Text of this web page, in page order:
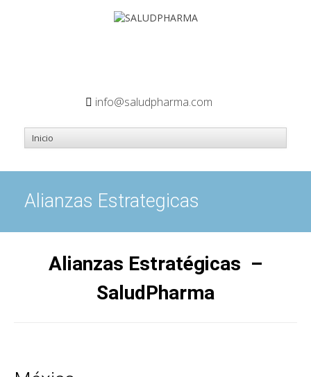
info@saludpharma.com
Alianzas Estrategicas
Alianzas Estratégicas –
SaludPharma